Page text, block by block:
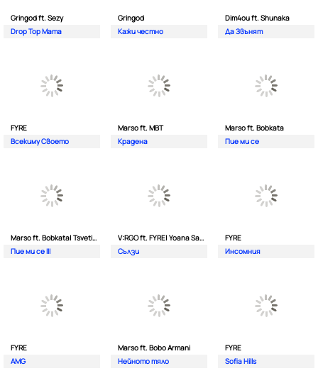
Gringod ft. Sezy
Drop Top Mama
Gringod
Кажи честно
Dim4ou ft. Shunaka
Да Звънят
FYRE
Всекиму Своето
Marso ft. MBT
Крадена
Marso ft. Bobkata
Пие ми се
Marso ft. Bobkata| Tsvetina
Пие ми се III
V:RGO ft. FYRE| Yoana Sashova
Сълзи
FYRE
Инсомния
FYRE
AMG
Marso ft. Bobo Armani
Нейното тяло
FYRE
Sofia Hills